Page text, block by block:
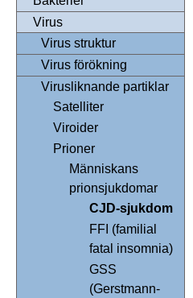
Virus
Virus struktur
Virus förökning
Virusliknande partiklar
Satelliter
Viroider
Prioner
Människans
prionsjukdomar
CJD-sjukdom
FFI (familial
fatal insomnia)
GSS
(Gerstmann-